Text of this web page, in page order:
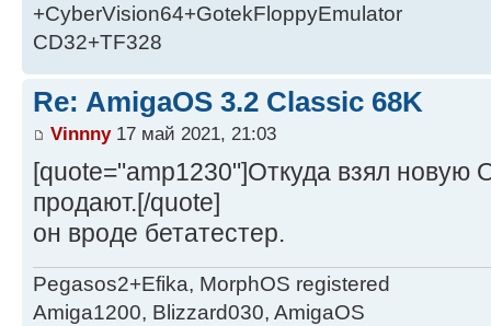
+CyberVision64+GotekFloppyEmulator
CD32+TF328
Re: AmigaOS 3.2 Classic 68K
Vinnny17 май 2021, 21:03
[quote="amp1230"]Откуда взял
продают.[/quote]
он вроде бетатестер.
Pegasos2+Efika, MorphOS registered
Amiga1200, Blizzard030, AmigaOS